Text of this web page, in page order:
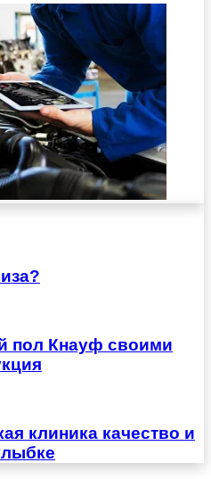
пол Кнауф своими
клиника качество и